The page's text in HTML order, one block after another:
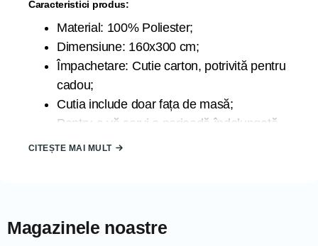
Caracteristici produs:
Material: 100% Poliester;
Dimensiune: 160x300 cm;
Împachetare: Cutie carton, potrivită pentru
cadou;
Cutia include doar fața de masă;
Pentru a vă servi o perioadă îndelungată
de timp se recomandă spălarea la 30
Datorită luminii la care sunt expuse produsele în timpul
CITEȘTE MAI MULT
Magazinele noastre